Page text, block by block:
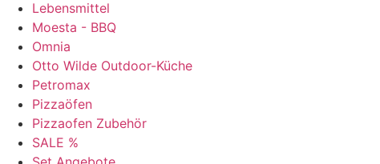
Lebensmittel
Moesta - BBQ
Omnia
Otto Wilde Outdoor-Küche
Petromax
Pizzaöfen
Pizzaofen Zubehör
SALE %